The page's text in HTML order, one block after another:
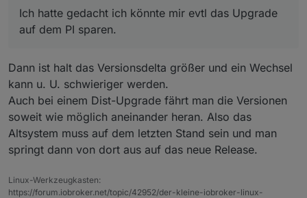
HW einspielen
Ich hatte gedacht ich könnte mir evtl das Upgrade
auf dem PI sparen.
Dann ist halt das Versionsdelta größer und ein Wechsel
kann u. U. schwieriger werden.
Auch bei einem Dist-Upgrade fährt man die Versionen
soweit wie möglich aneinander heran. Also das
Altsystem muss auf dem letzten Stand sein und man
springt dann von dort aus auf das neue Release.
Linux-Werkzeugkasten:
https://forum.iobroker.net/topic/42952/der-kleine-iobroker-linux-